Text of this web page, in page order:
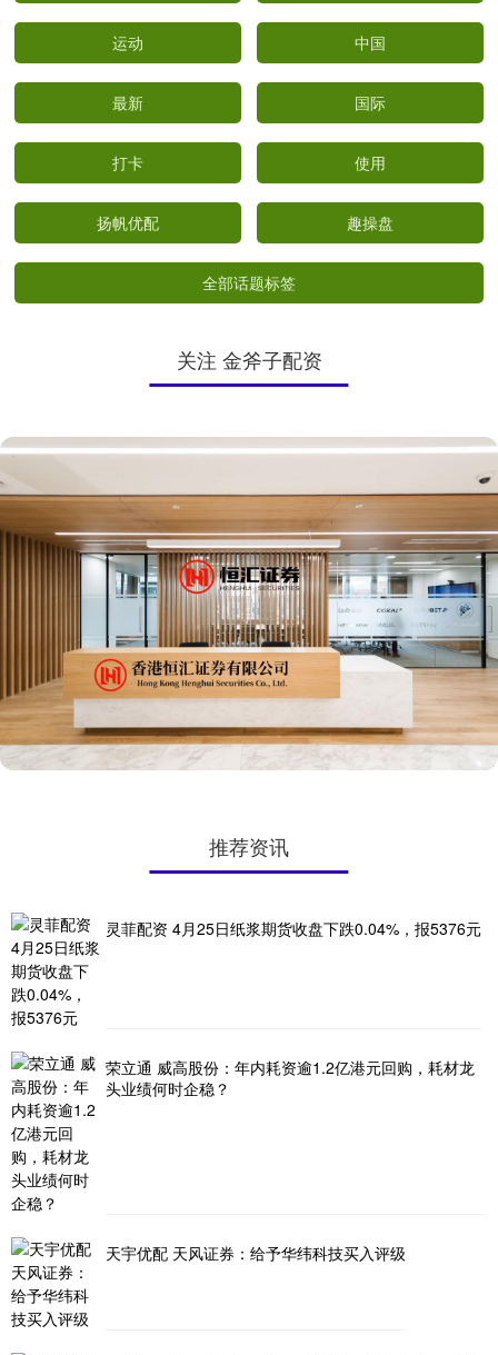
运动 中国
最新 国际
打卡 使用
扬帆优配 趣操盘
全部话题标签
关注 金斧子配资
推荐资讯
灵菲配资 4月25日纸浆期货收盘下跌0.04%，报5376元
荣立通 威高股份：年内耗资逾1.2亿港元回购，耗材龙
头业绩何时企稳？
天宇优配 天风证券：给予华纬科技买入评级